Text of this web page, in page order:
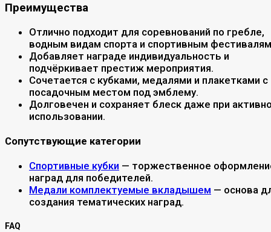
Преимущества
Отлично подходит для соревнований по гребле,
водным видам спорта и спортивным
Добавляет награде индивидуальность и
подчёркивает престиж мероприятия.
Сочетается с кубками, медалями и плакетками с
посадочным местом под эмблему.
Долговечен и сохраняет блеск даже при
использовании.
Сопутствующие категории
Спортивные кубки — торжественное
наград для победителей.
Медали комплектуемые вкладышем — основа
создания тематических наград.
FAQ